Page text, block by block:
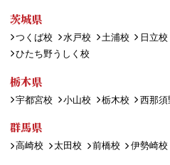
茨城県
つくば校 水戸校 土浦校 日立校
ひたち野うしく校
栃木県
宇都宮校 小山校 栃木校 西那須
群馬県
高崎校 太田校 前橋校 伊勢崎校